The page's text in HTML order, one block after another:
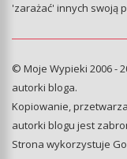
'zarażać' innych swoją
© Moje Wypieki 2006 -
autorki bloga.
Kopiowanie,
autorki blogu jest
Strona wykorzystuje